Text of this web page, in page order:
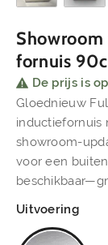
fornuis
De prijs is
Gloednieuw
inductiefornuis
showroom-
voor een
Uitvoering